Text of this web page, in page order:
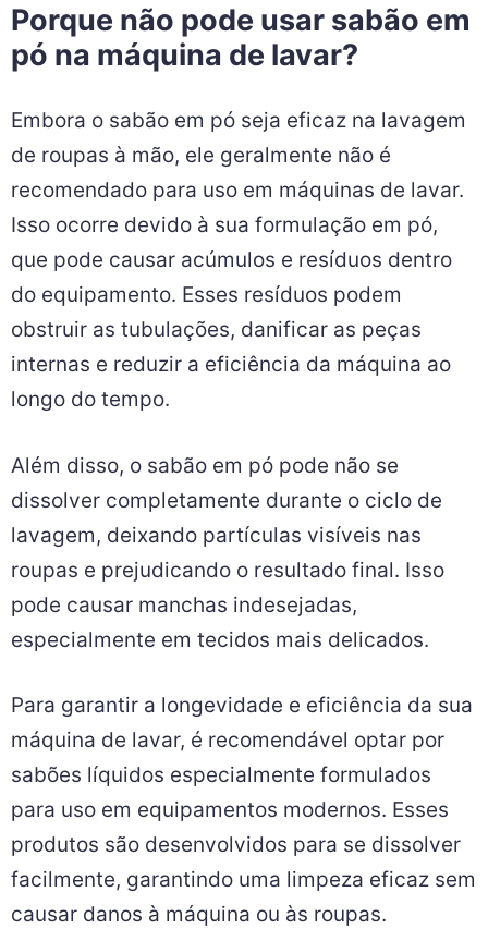
Porque não pode usar sabão em
pó na máquina de lavar?
Embora o sabão em pó seja eficaz na lavagem
de roupas à mão, ele geralmente não é
recomendado para uso em máquinas de lavar.
Isso ocorre devido à sua formulação em pó,
que pode causar acúmulos e resíduos dentro
do equipamento. Esses resíduos podem
obstruir as tubulações, danificar as peças
internas e reduzir a eficiência da máquina ao
longo do tempo.
Além disso, o sabão em pó pode não se
dissolver completamente durante o ciclo de
lavagem, deixando partículas visíveis nas
roupas e prejudicando o resultado final. Isso
pode causar manchas indesejadas,
especialmente em tecidos mais delicados.
Para garantir a longevidade e eficiência da sua
máquina de lavar, é recomendável optar por
sabões líquidos especialmente formulados
para uso em equipamentos modernos. Esses
produtos são desenvolvidos para se dissolver
facilmente, garantindo uma limpeza eficaz sem
causar danos à máquina ou às roupas.